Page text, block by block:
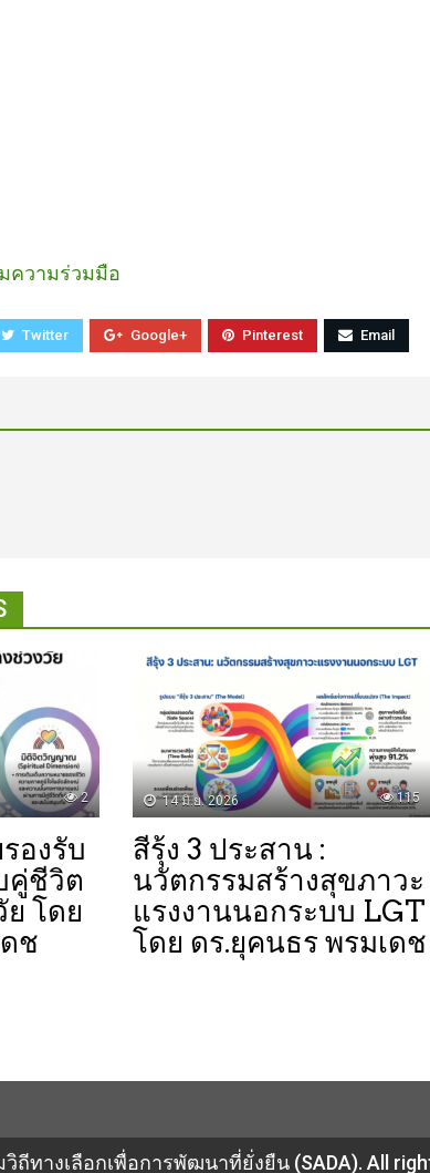
ความร่วมมือ
Twitter Google+ Pinterest Email
2
องรับ
คู่ชีวิต
โดย
ช
14 มิ.ย. 2026 115
สีรุ้ง 3 ประสาน :
นวัตกรรมสร้างสุขภาวะ
แรงงานนอกระบบ LGT
โดย ดร.ยุคนธร พรมเดช
ถีทางเลือกเพื่อการพัฒนาที่ยั่งยืน (SADA). All